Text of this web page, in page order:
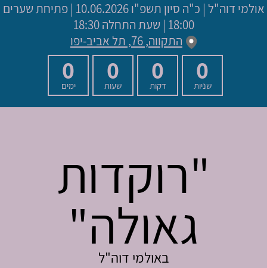
אולמי דוה"ל | כ"ה סיון תשפ"ו
10.06.2026 | פתיחת שערים
18:00 | שעת התחלה 18:30
התקווה, 76, תל אביב-יפו
0
שניות
0
דקות
0
שעות
0
ימים
"רוקדות
גאולה"
באולמי דוה"ל